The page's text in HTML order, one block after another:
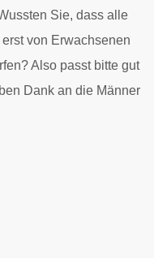
Sie, dass alle
von Erwachsenen
Also passt bitte gut
Dank an die Männer